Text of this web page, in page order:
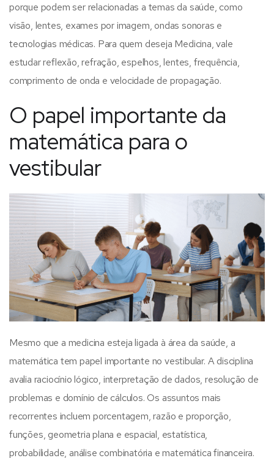
porque podem ser relacionadas a temas da saúde, como
visão, lentes, exames por imagem, ondas sonoras e
tecnologias médicas. Para quem deseja Medicina, vale
estudar reflexão, refração, espelhos, lentes, frequência,
comprimento de onda e velocidade de propagação.
O papel importante da
matemática para o
vestibular
Mesmo que a medicina esteja ligada à área da saúde, a
matemática tem papel importante no vestibular. A disciplina
avalia raciocínio lógico, interpretação de dados, resolução de
problemas e domínio de cálculos.Os assuntos mais
recorrentes incluem porcentagem, razão e proporção,
funções, geometria plana e espacial, estatística,
probabilidade, análise combinatória e matemática financeira.